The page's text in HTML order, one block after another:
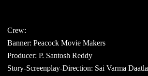
Crew:
Banner: Peacock Movie Makers
Producer: P. Santosh Reddy
Story-Screenplay-Direction: Sai Varma Daatla